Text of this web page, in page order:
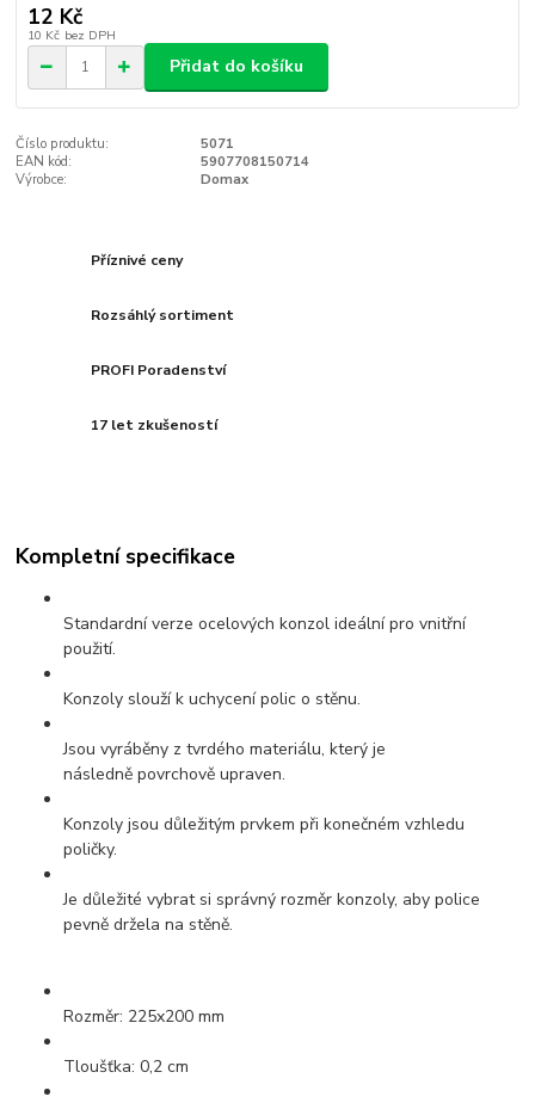
12 Kč
10 Kč bez DPH
Přidat do košíku
Číslo produktu:
5071
EAN kód:
5907708150714
Výrobce:
Domax
Příznivé ceny
Rozsáhlý sortiment
PROFI Poradenství
17 let zkušeností
Kompletní specifikace
Standardní verze ocelových konzol ideální pro vnitřní
použití.
Konzoly slouží k uchycení polic o stěnu.
Jsou vyráběny z tvrdého materiálu, který je
následně povrchově upraven.
Konzoly jsou důležitým prvkem při konečném vzhledu
poličky.
Je důležité vybrat si správný rozměr konzoly, aby police
pevně držela na stěně.
Rozměr: 225x200 mm
Tloušťka: 0,2 cm